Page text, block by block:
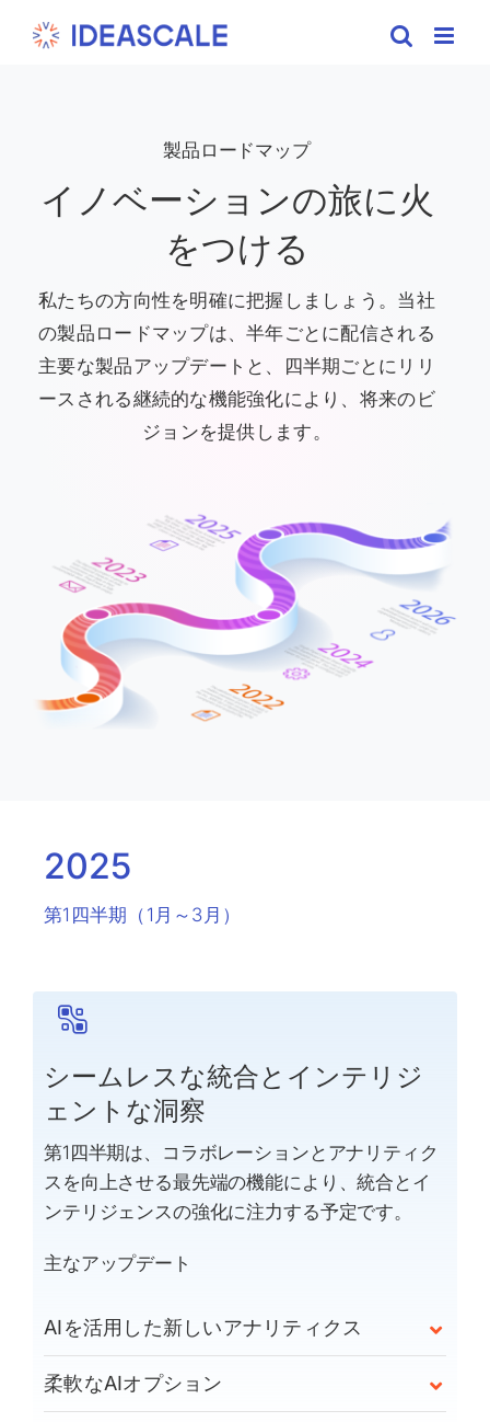
製品ロードマップ
イノベーションの旅に火
をつける
私たちの方向性を明確に把握しましょう。当社
の製品ロードマップは、半年ごとに配信される
主要な製品アップデートと、四半期ごとにリリ
ースされる継続的な機能強化により、将来のビ
ジョンを提供します。
2025
第1四半期（1月～3月）
シームレスな統合とインテリジ
ェントな洞察
第1四半期は、コラボレーションとアナリティク
スを向上させる最先端の機能により、統合とイ
ンテリジェンスの強化に注力する予定です。
主なアップデート
AIを活用した新しいアナリティクス
柔軟なAIオプション